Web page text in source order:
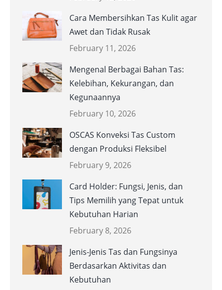
Cara Membersihkan Tas Kulit agar
Awet dan Tidak Rusak
February 11, 2026
Mengenal Berbagai Bahan Tas:
Kelebihan, Kekurangan, dan
Kegunaannya
February 10, 2026
OSCAS Konveksi Tas Custom
dengan Produksi Fleksibel
February 9, 2026
Card Holder: Fungsi, Jenis, dan
Tips Memilih yang Tepat untuk
Kebutuhan Harian
February 8, 2026
Jenis-Jenis Tas dan Fungsinya
Berdasarkan Aktivitas dan
Kebutuhan